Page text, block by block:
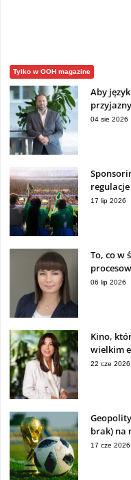
Tylko w OOH magazine
Aby
04 sie 2026
regulacje
17 lip 2026
To, co w
06 lip 2026
Kino,
wielkim
22 cze 2026
brak) na
17 cze 2026